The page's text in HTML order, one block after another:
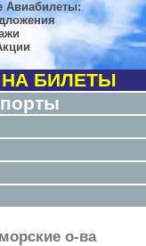
Авиабилеты:
БИЛЕТЫ
о-ва